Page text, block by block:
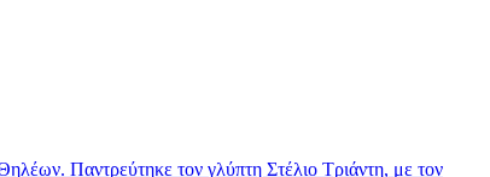
Παντρεύτηκε τον γλύπτη Στέλιο Τριάντη, με τον